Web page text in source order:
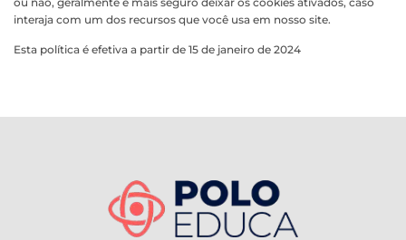
interaja com um dos recursos que você usa em nosso site.
Esta política é efetiva a partir de 15 de janeiro de 2024